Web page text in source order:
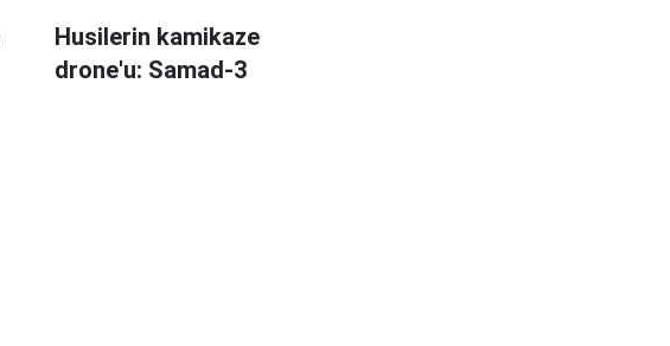
Husilerin kamikaze
drone'u: Samad-3